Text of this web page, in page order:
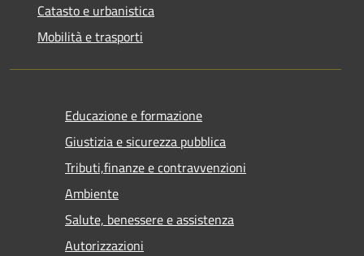
Catasto e urbanistica
Mobilità e trasporti
Educazione e formazione
Giustizia e sicurezza pubblica
Tributi,finanze e contravvenzioni
Ambiente
Salute, benessere e assistenza
Autorizzazioni